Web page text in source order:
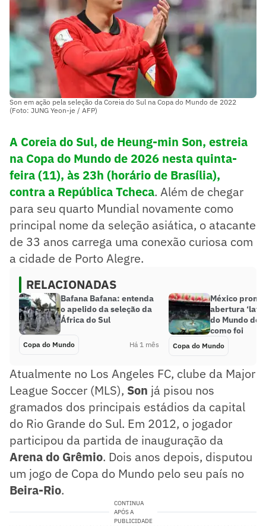
Son em ação pela seleção da Coreia do Sul na Copa do Mundo de 2022
(Foto: JUNG Yeon-je / AFP)
A Coreia do Sul, de Heung-min Son, estreia
na Copa do Mundo de 2026 nesta quinta-
feira (11), às 23h (horário de Brasília),
contra a República Tcheca. Além de chegar
para seu quarto Mundial novamente como
principal nome da seleção asiática, o atacante
de 33 anos carrega uma conexão curiosa com
a cidade de Porto Alegre.
RELACIONADAS
Bafana Bafana: entenda
o apelido da seleção da
África do Sul
Copa do Mundo Há 1 mês
México
abertura
do Mundo de
como foi
Copa do Mundo
Atualmente no Los Angeles FC, clube da Major
League Soccer (MLS), Son já pisou nos
gramados dos principais estádios da capital
do Rio Grande do Sul. Em 2012, o jogador
participou da partida de inauguração da
Arena do Grêmio. Dois anos depois, disputou
um jogo de Copa do Mundo pelo seu país no
Beira-Rio.
CONTINUA
APÓS A
PUBLICIDADE